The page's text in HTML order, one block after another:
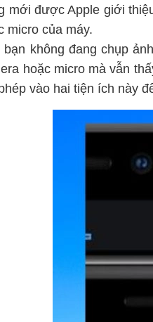
mới được Apple giới
micro của máy.
bạn không đang chụp
hoặc micro mà vẫn
vào hai tiện ích này